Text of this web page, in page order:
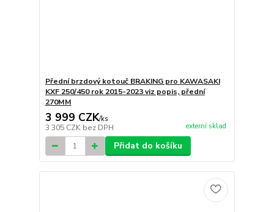
Přední brzdový kotouč BRAKING pro KAWASAKI
KXF 250/450 rok 2015-2023 viz popis, přední
270MM
3 999 CZK/ks
3 305 CZK bez DPH externí sklad
Přidat do košíku